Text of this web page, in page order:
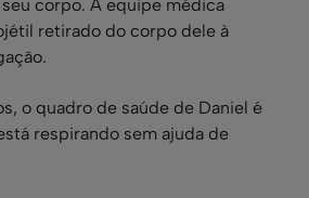
corpo. A equipe médica
retirado do corpo dele à
o quadro de saúde de Daniel é
respirando sem ajuda de